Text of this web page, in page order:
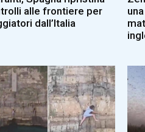
alle frontiere per
dall’Italia